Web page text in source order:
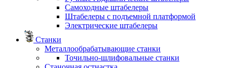
Самоходные штабелеры
Штабелеры с подъемной платформой
Электрические штабелеры
Станки
Металлообрабатывающие станки
Точильно-шлифовальные станки